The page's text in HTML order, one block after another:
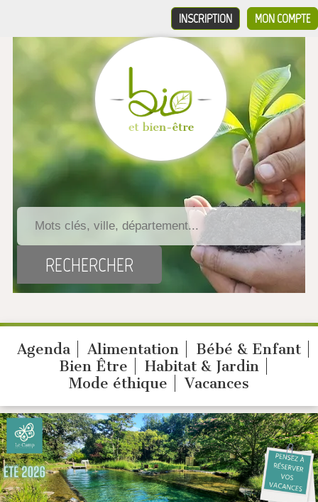
MON COMPTE
INSCRIPTION
Agenda Alimentation
Bébé & Enfant
Bien Être
Habitat & Jardin
Mode éthique
Vacances